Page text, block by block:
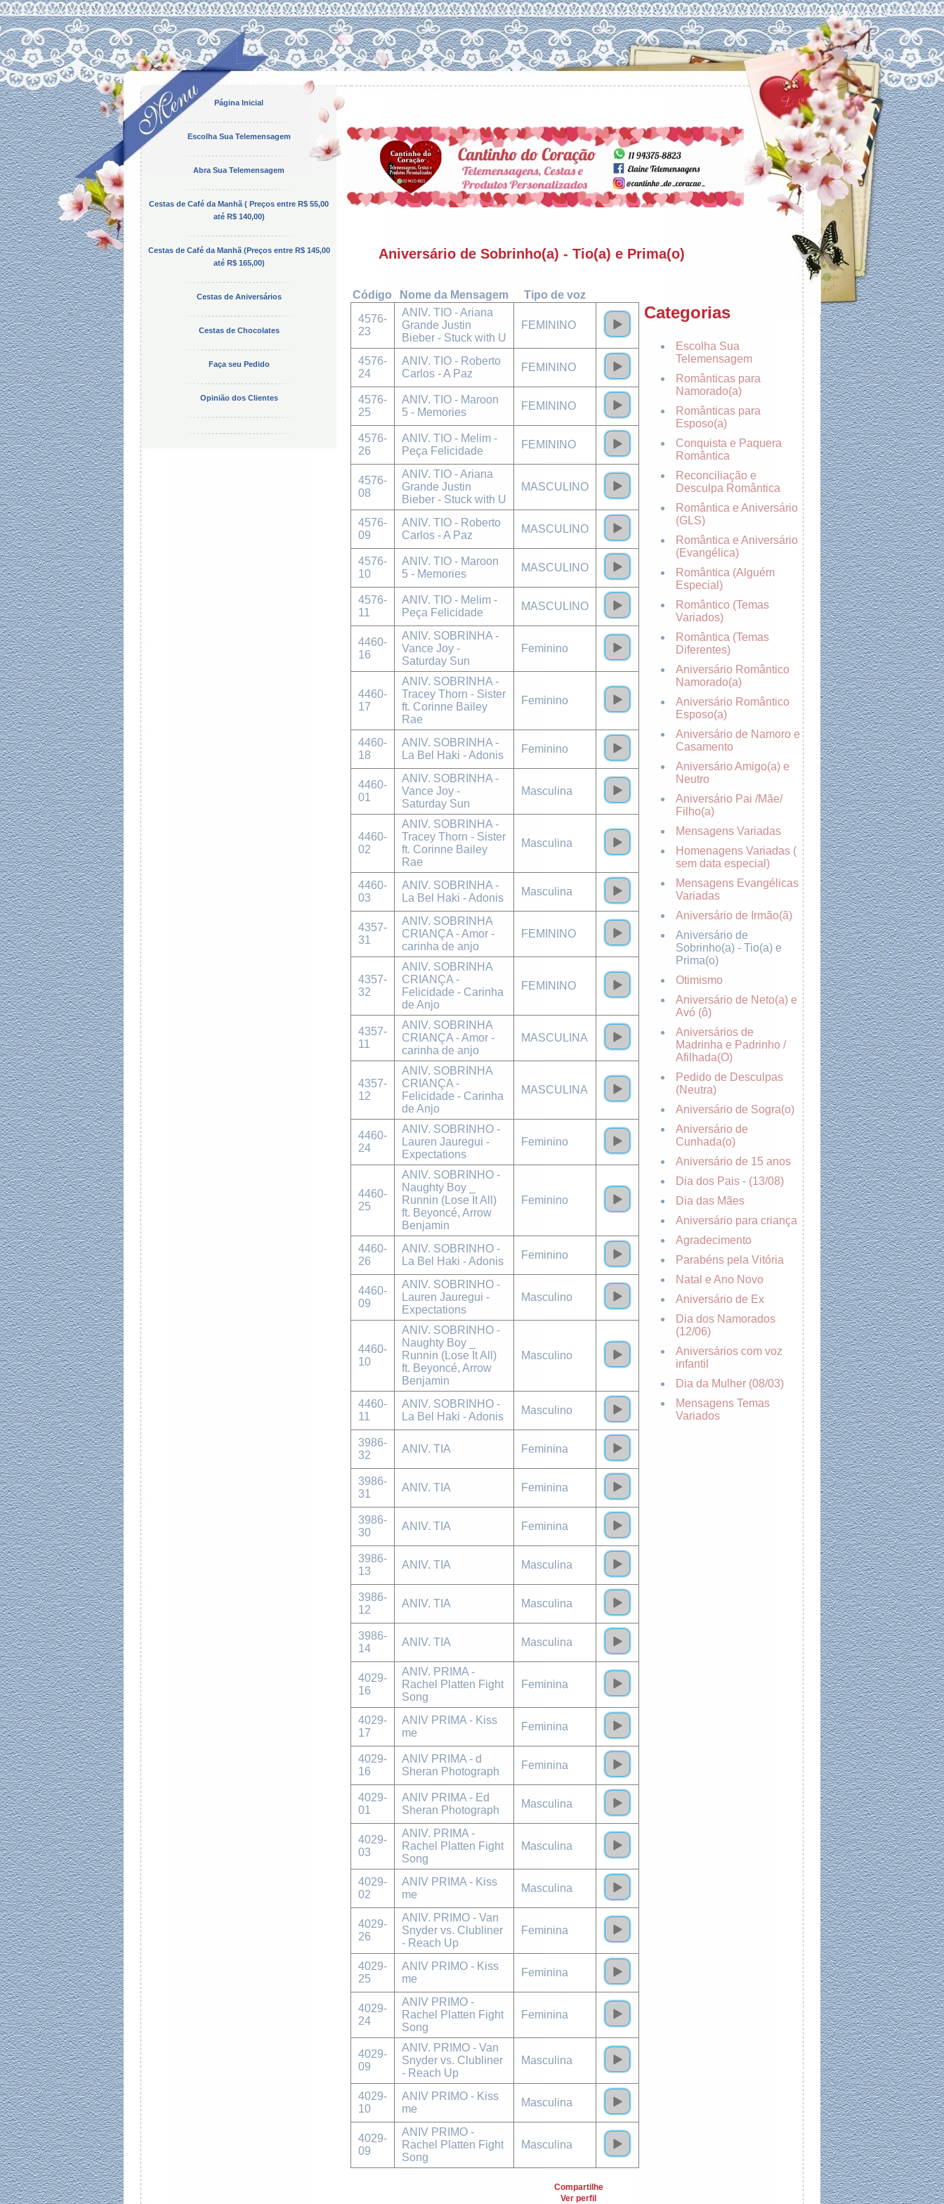
Página Inicial
Escolha Sua Telemensagem
Abra Sua Telemensagem
Cestas de Café da Manhã ( Preços entre R$ 55,00
até R$ 140,00)
Cestas de Café da Manhã (Preços entre R$ 145,00
até R$ 165,00)
Cestas de Aniversários
Cestas de Chocolates
Faça seu Pedido
Opinião dos Clientes
Categorias
Escolha Sua
Telemensagem
Românticas para
Namorado(a)
Românticas para
Esposo(a)
Conquista e Paquera
Romântica
Reconciliação e
Desculpa Romântica
Romântica e Aniversário
(GLS)
Romântica e Aniversário
(Evangélica)
Romântica (Alguém
Especial)
Romântico (Temas
Variados)
Romântica (Temas
Diferentes)
Aniversário Romântico
Namorado(a)
Aniversário Romântico
Esposo(a)
Aniversário de Namoro e
Casamento
Aniversário Amigo(a) e
Neutro
Aniversário Pai /Mãe/
Filho(a)
Mensagens Variadas
Homenagens Variadas (
sem data especial)
Mensagens Evangélicas
Variadas
Aniversário de Irmão(ã)
Aniversário de
Sobrinho(a) - Tio(a) e
Prima(o)
Otimismo
Aniversário de Neto(a) e
Avó (ô)
Aniversários de
Madrinha e Padrinho /
Afilhada(O)
Pedido de Desculpas
(Neutra)
Aniversário de Sogra(o)
Aniversário de
Cunhada(o)
Aniversário de 15 anos
Dia dos Pais - (13/08)
Dia das Mães
Aniversário para criança
Agradecimento
Parabéns pela Vitória
Natal e Ano Novo
Aniversário de Ex
Dia dos Namorados
(12/06)
Aniversários com voz
infantil
Dia da Mulher (08/03)
Mensagens Temas
Variados
Aniversário de Sobrinho(a) - Tio(a) e Prima(o)
Código Nome da Mensagem
Tipo de voz
4576-
23
ANIV. TIO - Ariana
Grande Justin
Bieber - Stuck with U
FEMININO
4576-
24
ANIV. TIO - Roberto
Carlos - A Paz
FEMININO
4576-
25
ANIV. TIO - Maroon
5 - Memories
FEMININO
4576-
26
ANIV. TIO - Melim -
Peça Felicidade
FEMININO
4576-
08
ANIV. TIO - Ariana
Grande Justin
Bieber - Stuck with U
MASCULINO
4576-
09
ANIV. TIO - Roberto
Carlos - A Paz
MASCULINO
4576-
10
ANIV. TIO - Maroon
5 - Memories
MASCULINO
4576-
11
ANIV. TIO - Melim -
Peça Felicidade
MASCULINO
4460-
16
ANIV. SOBRINHA -
Vance Joy -
Saturday Sun
Feminino
4460-
17
ANIV. SOBRINHA -
Tracey Thorn - Sister
ft. Corinne Bailey
Rae
Feminino
4460-
18
ANIV. SOBRINHA -
La Bel Haki - Adonis
Feminino
4460-
01
ANIV. SOBRINHA -
Vance Joy -
Saturday Sun
Masculina
4460-
02
ANIV. SOBRINHA -
Tracey Thorn - Sister
ft. Corinne Bailey
Rae
Masculina
4460-
03
ANIV. SOBRINHA -
La Bel Haki - Adonis
Masculina
4357-
31
ANIV. SOBRINHA
CRIANÇA - Amor -
carinha de anjo
FEMININO
4357-
32
ANIV. SOBRINHA
CRIANÇA -
Felicidade - Carinha
de Anjo
FEMININO
4357-
11
ANIV. SOBRINHA
CRIANÇA - Amor -
carinha de anjo
MASCULINA
4357-
12
ANIV. SOBRINHA
CRIANÇA -
Felicidade - Carinha
de Anjo
MASCULINA
4460-
24
ANIV. SOBRINHO -
Lauren Jauregui -
Expectations
Feminino
4460-
25
ANIV. SOBRINHO -
Naughty Boy _
Runnin (Lose It All)
ft. Beyoncé, Arrow
Benjamin
Feminino
4460-
26
ANIV. SOBRINHO -
La Bel Haki - Adonis
Feminino
4460-
09
ANIV. SOBRINHO -
Lauren Jauregui -
Expectations
Masculino
4460-
10
ANIV. SOBRINHO -
Naughty Boy _
Runnin (Lose It All)
ft. Beyoncé, Arrow
Benjamin
Masculino
4460-
11
ANIV. SOBRINHO -
La Bel Haki - Adonis
Masculino
3986-
32
ANIV. TIA Feminina
3986-
31
ANIV. TIA Feminina
3986-
30
ANIV. TIA Feminina
3986-
13
ANIV. TIA Masculina
3986-
12
ANIV. TIA Masculina
3986-
14
ANIV. TIA Masculina
4029-
16
ANIV. PRIMA -
Rachel Platten Fight
Song
Feminina
4029-
17
ANIV PRIMA - Kiss
me
Feminina
4029-
16
ANIV PRIMA - d
Sheran Photograph
Feminina
4029-
01
ANIV PRIMA - Ed
Sheran Photograph
Masculina
4029-
03
ANIV. PRIMA -
Rachel Platten Fight
Song
Masculina
4029-
02
ANIV PRIMA - Kiss
me
Masculina
4029-
26
ANIV. PRIMO - Van
Snyder vs. Clubliner
- Reach Up
Feminina
4029-
25
ANIV PRIMO - Kiss
me
Feminina
4029-
24
ANIV PRIMO -
Rachel Platten Fight
Song
Feminina
4029-
09
ANIV. PRIMO - Van
Snyder vs. Clubliner
- Reach Up
Masculina
4029-
10
ANIV PRIMO - Kiss
me
Masculina
4029-
09
ANIV PRIMO -
Rachel Platten Fight
Song
Masculina
Compartilhe
Ver perfil